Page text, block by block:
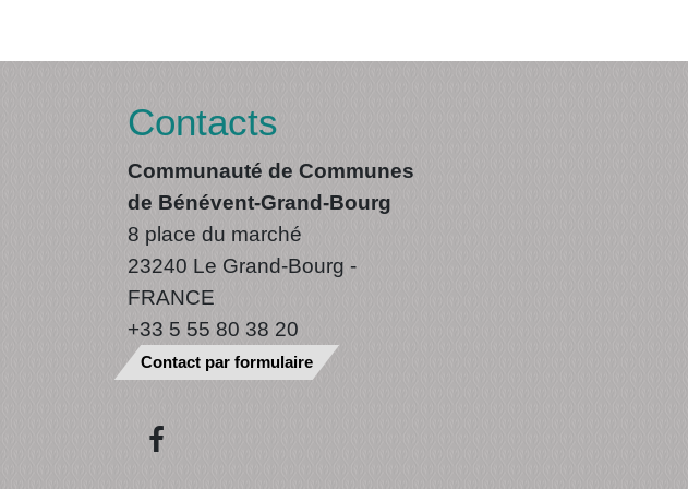
Contacts
Communauté de Communes
de Bénévent-Grand-Bourg
8 place du marché
23240 Le Grand-Bourg -
FRANCE
+33 5 55 80 38 20
Contact par formulaire